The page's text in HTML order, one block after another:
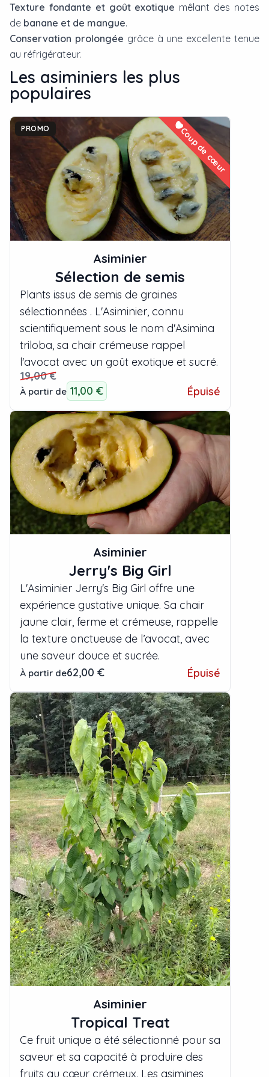
Texture fondante et goût exotique mêlant des notes
de banane et de mangue.
Conservation prolongée grâce à une excellente tenue
au réfrigérateur.
Les asiminiers les plus
populaires
Coup de cœur
PROMO
Asiminier
Sélection de semis
Plants issus de semis de graines
sélectionnées . L'Asiminier, connu
scientifiquement sous le nom d'Asimina
triloba, sa chair crémeuse rappel
l'avocat avec un goût exotique et sucré.
19,00 €
À partir de 11,00 € Épuisé
Asiminier
Jerry's Big Girl
L'Asiminier Jerry's Big Girl offre une
expérience gustative unique. Sa chair
jaune clair, ferme et crémeuse, rappelle
la texture onctueuse de l’avocat, avec
une saveur douce et sucrée.
À partir de62,00 € Épuisé
Asiminier
Tropical Treat
Ce fruit unique a été sélectionné pour sa
saveur et sa capacité à produire des
fruits au cœur crémeux. Les asimines